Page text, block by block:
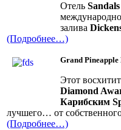
Отель
залива
(Подробнее…)
Grand Pineapple
Этот
Diamond
Карибским
лучшего… от
(Подробнее…)